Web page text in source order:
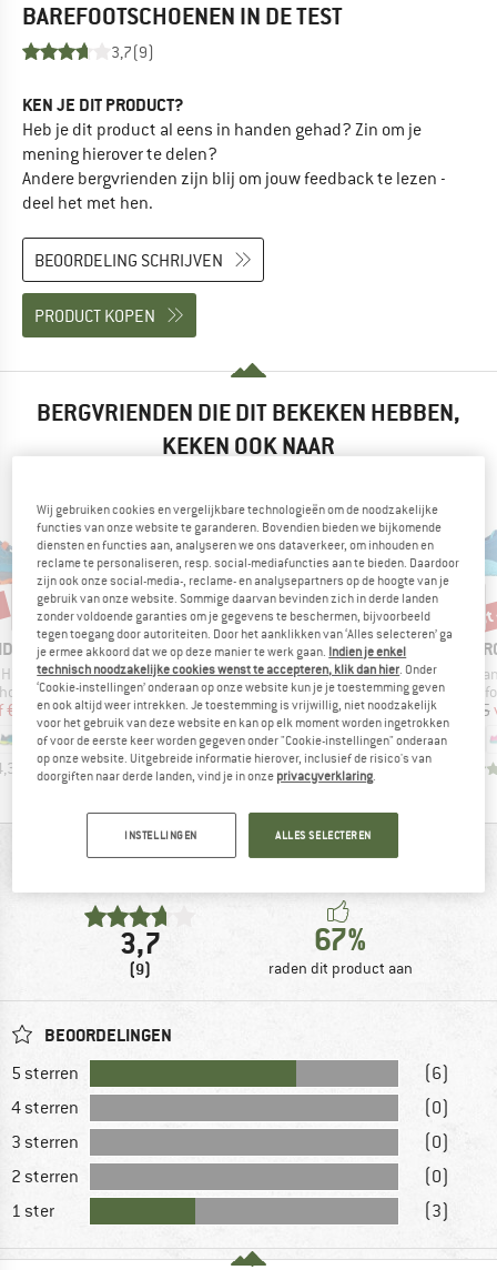
BAREFOOTSCHOENEN IN DE TEST
3,7(9)
KEN JE DIT PRODUCT?
Heb je dit product al eens in handen gehad? Zin om je
mening hierover te delen?
Andere bergvrienden zijn blij om jouw feedback te lezen -
deel het met hen.
BEOORDELING SCHRIJVEN
PRODUCT KOPEN
BERGVRIENDEN DIE DIT BEKEKEN HEBBEN,
KEKEN OOK NAAR
Low XT
prijs
€ 38,97
4
MERK
TROLLKIDS
Artikel
Kid's Bergen Hiker
Productgroep
Barefootschoenen
Prijs
€ 49,95 Verlaagde prijs
vanaf€ 34,97
+1
3,4 (7)
Korting
tot -30%
MERK
TROLLKIDS
Artikel
Kid's Eikefjord Barefoot Hiker
Productgroep
Barefootschoenen
Prijs
€ 47,95 Verlaagde prijs
vanaf€ 33,57
+3
4,3(7)
Korting
tot -30%
Artikel
Kid's
€ 54,95
BEOORDELINGSOVERZICHT
3,7
(9)
67%
raden dit product aan
BEOORDELINGEN
5 sterren
(6)
4 sterren
(0)
3 sterren
(0)
2 sterren
(0)
1 ster
(3)
Wij gebruiken cookies en vergelijkbare technologieën om de noodzakelijke
functies van onze website te garanderen. Bovendien bieden we bijkomende
diensten en functies aan, analyseren we ons dataverkeer, om inhouden en
reclame te personaliseren, resp. social-mediafuncties aan te bieden. Daardoor
zijn ook onze social-media-, reclame- en analysepartners op de hoogte van je
gebruik van onze website. Sommige daarvan bevinden zich in derde landen
zonder voldoende garanties om je gegevens te beschermen, bijvoorbeeld
tegen toegang door autoriteiten. Door het aanklikken van ‘Alles selecteren’ ga
je ermee akkoord dat we op deze manier te werk gaan. Indien je enkel
technisch noodzakelijke cookies wenst te accepteren, klik dan hier. Onder
‘Cookie-instellingen’ onderaan op onze website kun je je toestemming geven
en ook altijd weer intrekken. Je toestemming is vrijwillig, niet noodzakelijk
voor het gebruik van deze website en kan op elk moment worden ingetrokken
of voor de eerste keer worden gegeven onder "Cookie-instellingen" onderaan
op onze website. Uitgebreide informatie hierover, inclusief de risico's van
doorgiften naar derde landen, vind je in onze privacyverklaring.
INSTELLINGEN ALLES SELECTEREN